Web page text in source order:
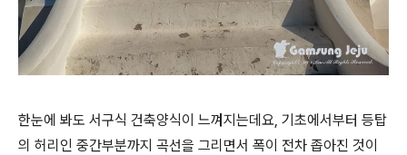
한눈에 봐도 서구식 건축양식이 느껴지는데요, 기초에서부터 등탑
의 허리인 중간부분까지 곡선을 그리면서 폭이 전차 좁아진 것이